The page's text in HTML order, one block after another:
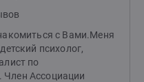
с Вами.Меня
психолог,
по
Ассоциации